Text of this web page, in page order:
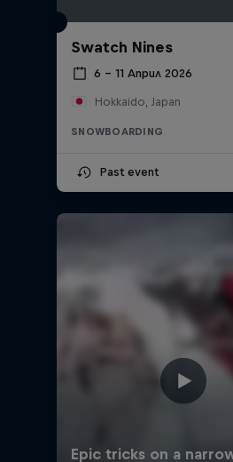
Swatch Nines
6 – 11 Април 2026
Hokkaido, Japan
SNOWBOARDING
Past event